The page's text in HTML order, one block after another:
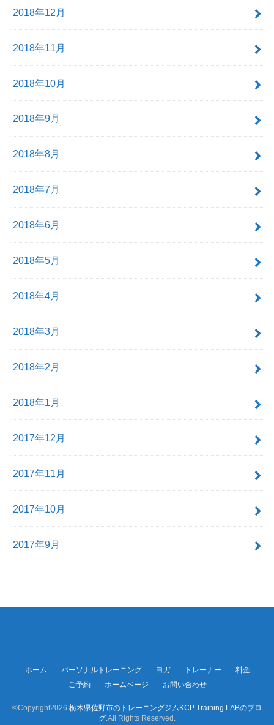
2018年12月
2018年11月
2018年10月
2018年9月
2018年8月
2018年7月
2018年6月
2018年5月
2018年4月
2018年3月
2018年2月
2018年1月
2017年12月
2017年11月
2017年10月
2017年9月
ホーム パーソナルトレーニング ヨガ トレーナー
料金
ご予約
ホームページ お問い合わせ
©Copyright2026 栃木県佐野市のトレーニングジムKCP Training LABのブロ
グ .All Rights Reserved.